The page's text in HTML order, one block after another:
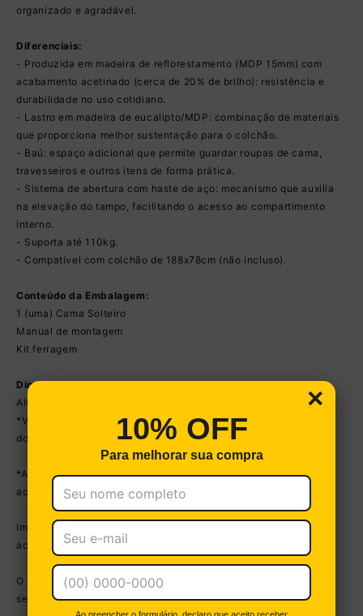
organizado e agradável.
Diferenciais:
- Produzida em madeira de reflorestamento (MDP 15mm) com
acabamento acetinado (cerca de 20% de brilho): resistência e
durabilidade no uso cotidiano.
- Lastro em madeira de eucalipto/MDP: combinação de materiais
que proporciona melhor sustentação para o colchão.
- Baú: espaço adicional que permite guardar roupas de cama,
travesseiros e outros itens de forma prática.
- Sistema de abertura com haste de aço: mecanismo que auxilia
na elevação do tampo, facilitando o acesso ao compartimento
interno.
- Suporta até 110kg.
- Compatível com colchão de 188x78cm (não incluso).
Conteúdo da Embalagem:
1 (uma) Cama Solteiro
Manual de montagem
Kit ferragem
Dimensões do Produto Montado:
Altura: 36cm | Largura: 192cm | Profundidade: 82,2cm
*Você pode consultar as medidas detalhadas na imagem técnica
do produto.
*As cores do produto podem sofrer variações de tonalidade de
acordo com as configurações do seu dispositivo.
Imagem meramente ilustrativa. Decoração e colchão não
acompanham o produto.
O produto será entregue desmontado e não disponibilizamos o
serviço de montagem.
×
10% OFF
Para melhorar sua compra